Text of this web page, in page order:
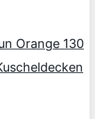
Orange 130